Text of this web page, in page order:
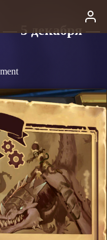
— 5 декабря —